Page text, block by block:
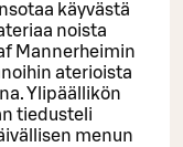
käyvästä
noista
Mannerheimin
aterioista
Ylipäällikön
tiedusteli
menun